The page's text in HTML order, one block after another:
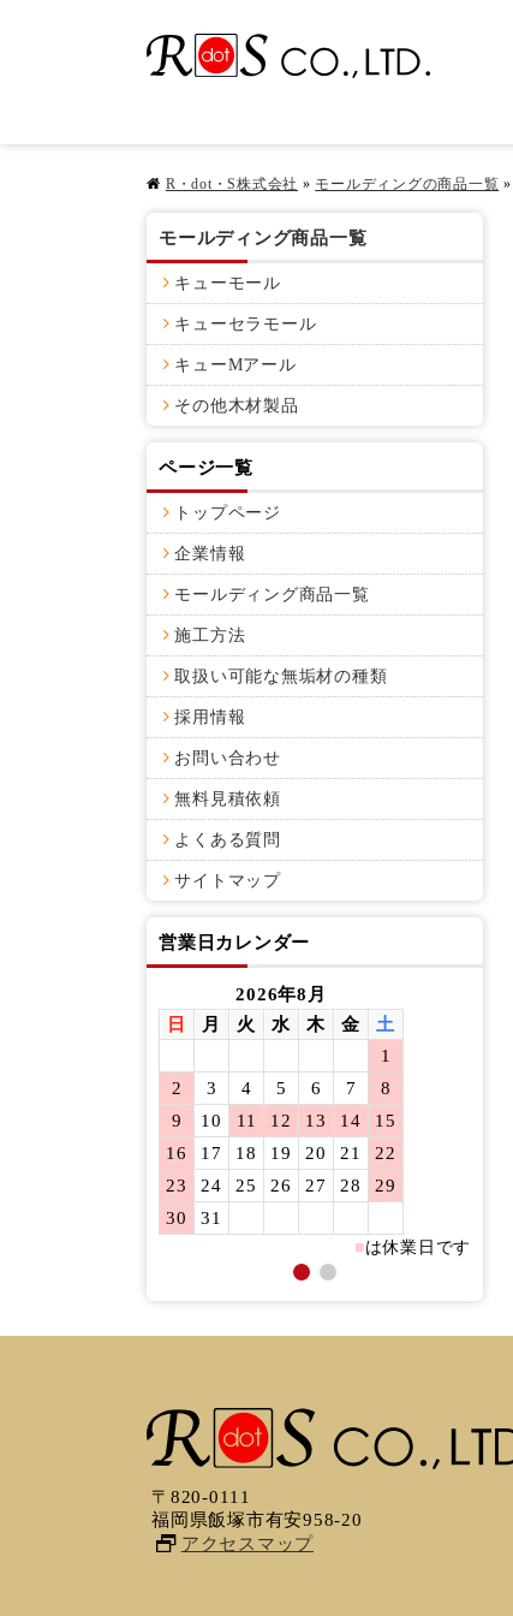
R・dot・S株式会社 » モールディングの商品一覧 »
モールディング商品一覧
キューモール
キューセラモール
キューMアール
その他木材製品
ページ一覧
トップページ
企業情報
モールディング商品一覧
施工方法
取扱い可能な無垢材の種類
採用情報
お問い合わせ
無料見積依頼
よくある質問
サイトマップ
営業日カレンダー
2026年8月
日
月 火 水 木 金
土
1
2
3 4 5 6 7
8
9
10 11 12 13 14
15
16
17 18 19 20 21
22
23
24 25 26 27 28
29
30
31
■は休業日です
〒820-0111
福岡県飯塚市有安958-20
アクセスマップ